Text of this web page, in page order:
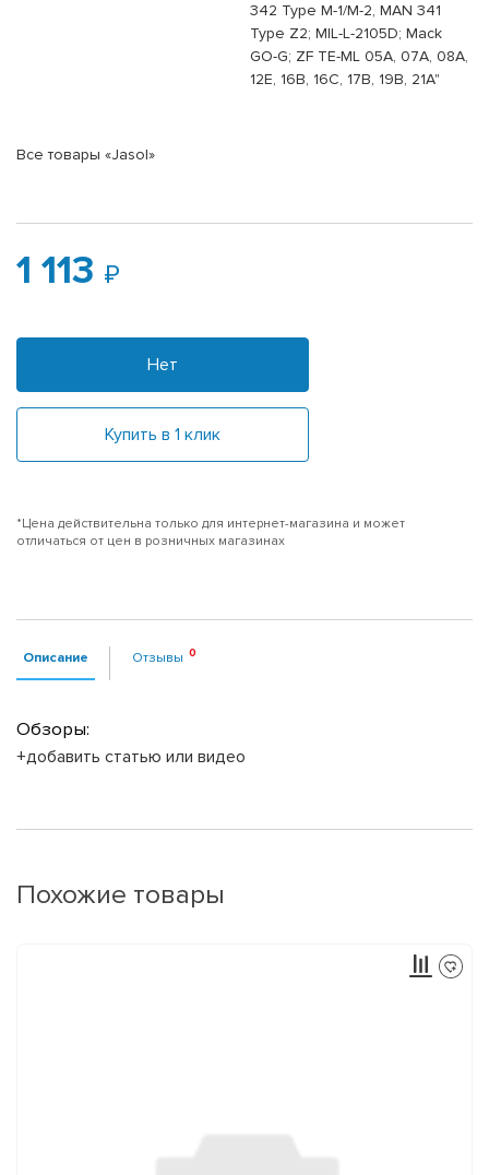
342 Type M-1/M-2, MAN 341
Type Z2; MIL-L-2105D; Mack
GO-G; ZF TE-ML 05A, 07A, 08A,
12E, 16B, 16C, 17B, 19B, 21A"
Все товары «Jasol»
1 113
Нет
Купить в 1 клик
*Цена действительна только для интернет-магазина и может
отличаться от цен в розничных магазинах
Описание Отзывы
Обзоры:
+добавить статью или видео
Похожие товары